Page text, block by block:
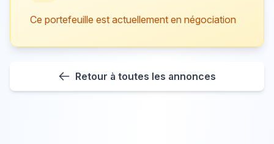
Ce portefeuille est actuellement en négociation
Retour à toutes les annonces